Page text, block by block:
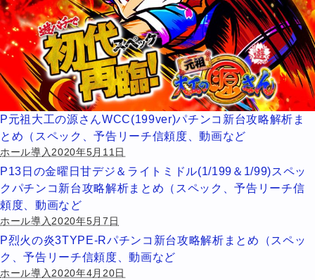
P元祖大工の源さんWCC(199ver)パチンコ新台攻略解析ま
とめ（スペック、予告リーチ信頼度、動画など
ホール導入2020年5月11日
P13日の金曜日甘デジ＆ライトミドル(1/199＆1/99)スペッ
クパチンコ新台攻略解析まとめ（スペック、予告リーチ信
頼度、動画など
ホール導入2020年5月7日
P烈火の炎3TYPE-Rパチンコ新台攻略解析まとめ（スペッ
ク、予告リーチ信頼度、動画など
ホール導入2020年4月20日